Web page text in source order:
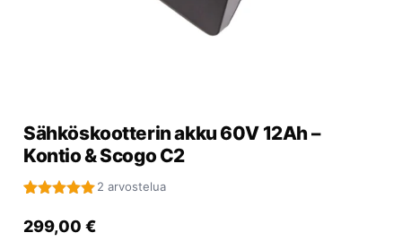
Sähköskootterin akku 60V 12Ah –
Kontio & Scogo C2
5:stä
perustuen
2 arvostelua
299,00 €